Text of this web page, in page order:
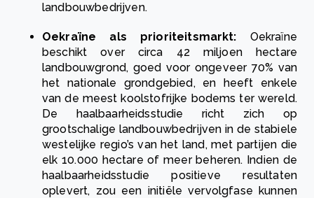
landbouwbedrijven.
Oekraïne als prioriteitsmarkt: Oekraïne
beschikt over circa 42 miljoen hectare
landbouwgrond, goed voor ongeveer 70% van
het nationale grondgebied, en heeft enkele
van de meest koolstofrijke bodems ter wereld.
De haalbaarheidsstudie richt zich op
grootschalige landbouwbedrijven in de stabiele
westelijke regio’s van het land, met partijen die
elk 10.000 hectare of meer beheren. Indien de
haalbaarheidsstudie positieve resultaten
oplevert, zou een initiële vervolgfase kunnen